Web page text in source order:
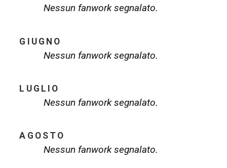
Nessun fanwork segnalato.
GIUGNO
Nessun fanwork segnalato.
LUGLIO
Nessun fanwork segnalato.
AGOSTO
Nessun fanwork segnalato.